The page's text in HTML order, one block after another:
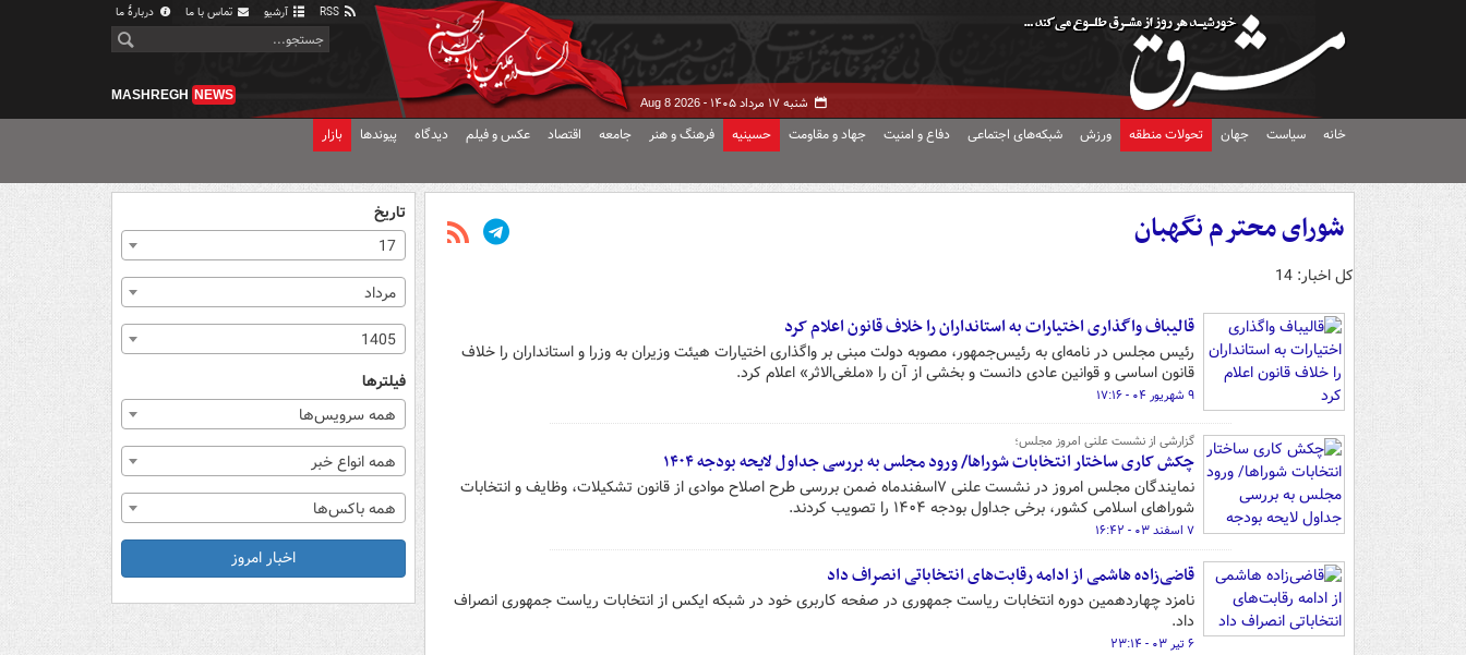
آرشیو تماس با ما دربارهٔ ما
شنبه ۱۷ مرداد ۱۴۰۵ - Aug 8 2026
MASHREGH NEWS
خانه سیاست جهان تحولات منطقه ورزش شبکه‌های اجتماعی دفاع و امنیت جهاد و مقاومت حسینیه فرهنگ و هنر جامعه اقتصاد عکس و فیلم دیدگاه پیوندها بازار
شورای محترم نگهبان
کل اخبار: 14
قالیباف واگذاری اختیارات به استانداران را خلاف قانون اعلام کرد
رئیس مجلس در نامه‌ای به رئیس‌جمهور، مصوبه دولت مبنی بر واگذاری اختیارات هیئت وزیران به وزرا و استانداران را خلاف
قانون اساسی و قوانین عادی دانست و بخشی از آن را «ملغی‌الاثر» اعلام کرد.
۹ شهریور ۰۴ - ۱۷:۱۶
گزارشی از نشست علنی امروز مجلس؛
چکش کاری ساختار انتخابات شوراها/ ورود مجلس به بررسی جداول لایحه بودجه ۱۴۰۴
نمایندگان مجلس امروز در نشست علنی ۷اسفندماه ضمن بررسی طرح اصلاح موادی از قانون تشکیلات، وظایف و انتخابات
شوراهای اسلامی کشور، برخی جداول بودجه ۱۴۰۴ را تصویب کردند.
۷ اسفند ۰۳ - ۱۶:۴۲
قاضی‌زاده هاشمی از ادامه رقابت‌های انتخاباتی انصراف داد
نامزد چهاردهمین دوره انتخابات ریاست جمهوری در صفحه کاربری خود در شبکه ایکس از انتخابات ریاست جمهوری انصراف
داد.
۶ تیر ۰۳ - ۲۳:۱۴
تاریخ
17
مرداد
1405
فیلترها
همه سرویس‌ها
همه انواع خبر
همه باکس‌ها
اخبار امروز